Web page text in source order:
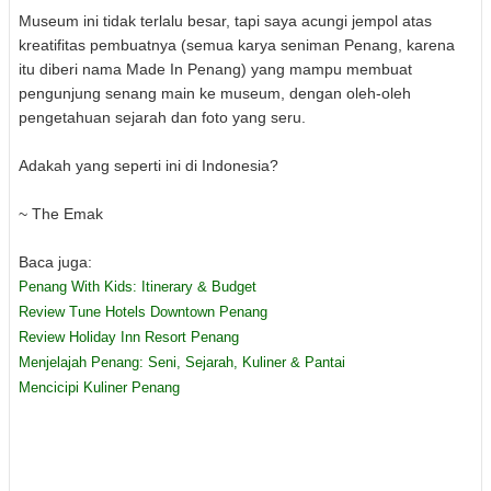
Museum ini tidak terlalu besar, tapi saya acungi jempol atas
kreatifitas pembuatnya (semua karya seniman Penang, karena
itu diberi nama Made In Penang) yang mampu membuat
pengunjung senang main ke museum, dengan oleh-oleh
pengetahuan sejarah dan foto yang seru.
Adakah yang seperti ini di Indonesia?
~ The Emak
Baca juga:
Penang With Kids: Itinerary & Budget
Review Tune Hotels Downtown Penang
Review Holiday Inn Resort Penang
Menjelajah Penang: Seni, Sejarah, Kuliner & Pantai
Mencicipi Kuliner Penang